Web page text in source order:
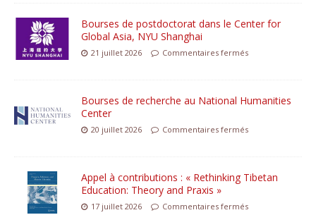
Bourses de postdoctorat dans le Center for
Global Asia, NYU Shanghai
21 juillet 2026 Commentaires fermés
Bourses de recherche au National Humanities
Center
20 juillet 2026 Commentaires fermés
Appel à contributions : « Rethinking Tibetan
Education: Theory and Praxis »
17 juillet 2026 Commentaires fermés